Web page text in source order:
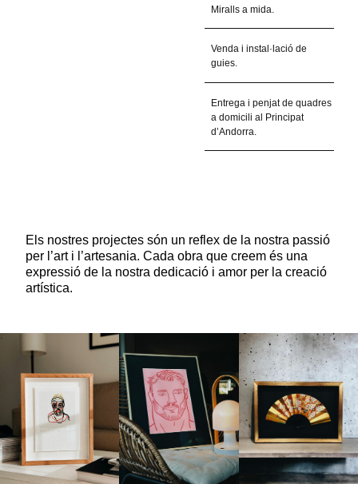
Miralls a mida.
Venda i instal·lació de
guies.
Entrega i penjat de quadres
a domicili al Principat
d’Andorra.
Els nostres projectes són un reflex de la nostra passió
per l’art i l’artesania. Cada obra que creem és una
expressió de la nostra dedicació i amor per la creació
artística.